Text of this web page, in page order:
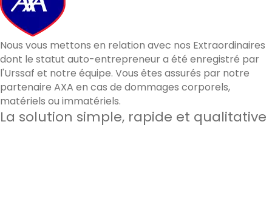
Nous vous mettons en relation avec nos Extraordinaires
dont le statut auto-entrepreneur a été enregistré par
l'Urssaf et notre équipe. Vous êtes assurés par notre
partenaire AXA en cas de dommages corporels,
matériels ou immatériels.
La solution simple, rapide et qualitative